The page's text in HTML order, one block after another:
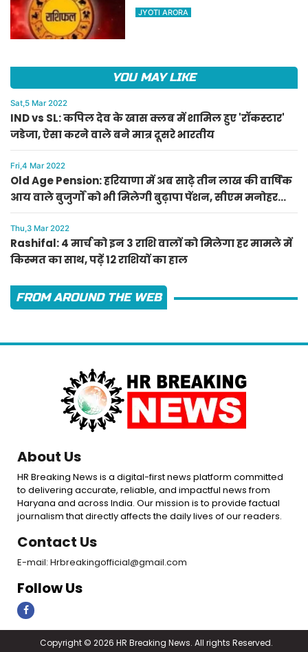
किस्मत का साथ, पढ़ें 12 राशियों का
JYOTI ARORA
YOU MAY LIKE
Sat,5 Mar 2022
IND vs SL: कपिल देव के खास क्लब में शामिल हुए 'रॉकस्टार'
जडेजा, ऐसा करने वाले बने मात्र दूसरे भारतीय
Fri,4 Mar 2022
Old Age Pension: हरियाणा में अब साढ़े तीन लाख की वार्षिक
आय वाले बुजुर्गों को भी मिलेगी बुढ़ापा पेंशन, सीएम मनोहर
लाल का ऐलान
Thu,3 Mar 2022
Rashifal: 4 मार्च को इन 3 राशि वालों को मिलेगा हर मामले में
किस्मत का साथ, पढ़ें 12 राशियों का हाल
FROM AROUND THE WEB
About Us
HR Breaking News is a digital-first news platform committed
to delivering accurate, reliable, and impactful news from
Haryana and across India. Our mission is to provide factual
journalism that directly affects the daily lives of our readers.
Contact Us
E-mail: Hrbreakingofficial@gmail.com
Follow Us
Copyright © 2026 HR Breaking News. All rights Reserved.